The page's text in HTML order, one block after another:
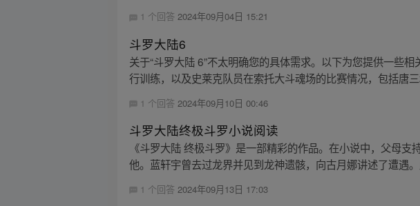
1 个回答2024年09月04日 15:21
斗罗大陆6
关于“斗罗大陆 6”不太明确您的具体需求。以下为您提供一些
行训练，以及史莱克队员在索托大斗魂场的比赛情况，包括唐
1 个回答 2024年09月10日 00:46
斗罗大陆终极斗罗小说阅读
《斗罗大陆 终极斗罗》是一部精彩的作品。在小说中，父母
他。蓝轩宇曾去过龙界并见到龙神遗骸，向古月娜讲述了遭遇
1 个回答 2024年09月13日 17:03